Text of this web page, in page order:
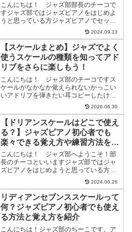
こんにちは！ ジャズ部部長のチーコで
すジャズ部ではジャズピアノをはじめよ
うと思っている方ジャズピアノでセッシ
ョンに参加したい方ジャズピアノをもっ
と楽しみたい方に分かりやすくセッショ
ンで楽しめるようになるまでの練習方法
などを紹介していますジャ...
2024.09.13
【スケールまとめ】ジャズでよく
使うスケールの種類を知ってアド
リブをさらに楽しもう！
こんにちは！ ジャズ部のチーコですス
ケールがなかなか覚えられないかっこい
いアドリブを弾きたい耳コピーしたけど
アドリブに生かせないアドリブ上達のた
めには名演奏を耳コピーして分析して自
分のものにしていくのが一番！自分のも
のにするにはスケールを知...
2026.06.30
【ドリアンスケールはどこで使え
る？】ジャズピアノ初心者でも
楽々できる覚え方や練習方法を紹
介
こんにちは！ ジャズ部へようこそ！部
長のチーコといいますジャズ部ではジャ
ズピアノをはじめようと思っている方ジ
ャズピアノでセッションに参加したい方
ジャズピアノをもっと楽しみたい方に分
かりやすくセッションで楽しめるように
なるまでの練習方法などを...
2024.06.26
リディアンセブンススケールって
何？ジャズピアノ初心者でも使え
る方法と覚え方を紹介
こんにちは！ジャズ部のちーこです。ア